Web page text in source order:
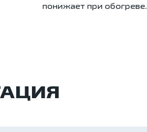
понижает при обогреве.